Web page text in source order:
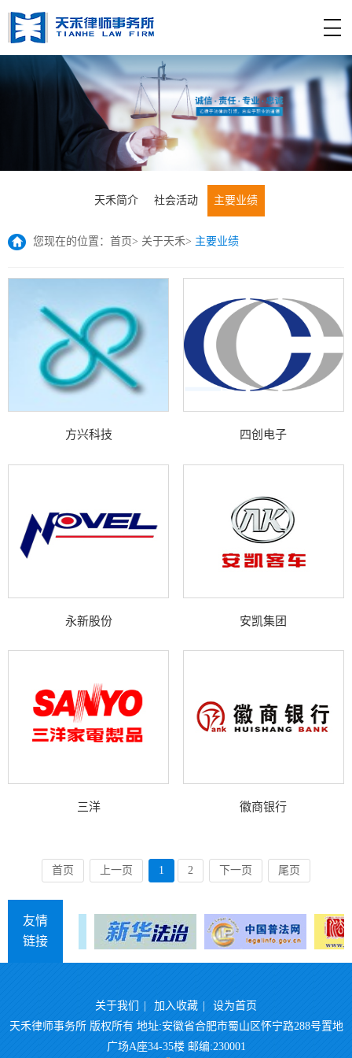
天禾简介 社会活动 主要业绩
您现在的位置： 首页> 关于天禾> 主要业绩
方兴科技 四创电子
永新股份 安凯集团
三洋 徽商银行
首页 上一页 1 2 下一页 尾页
友情
链接
关于我们 | 加入收藏 |
设为首页
天禾律师事务所 版权所有 地址:安徽省合肥市蜀山区怀宁路288号置地
广场A座34-35楼 邮编:230001